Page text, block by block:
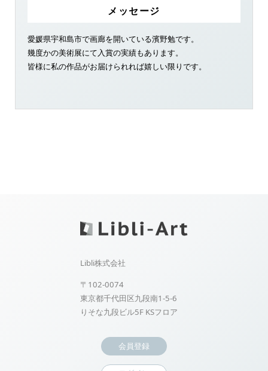
メッセージ
愛媛県宇和島市で画廊を開いている濱野勉です。
幾度かの美術展にて入賞の実績もあります。
皆様に私の作品がお届けられれば嬉しい限りです。
Libli株式会社
〒102-0074
東京都千代田区九段南1-5-6
りそな九段ビル5F KSフロア
会員登録